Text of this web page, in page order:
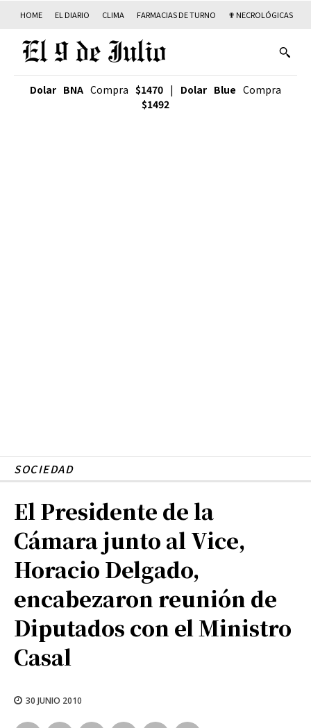
HOME EL DIARIO CLIMA FARMACIAS DE TURNO ✟ NECROLÓGICAS
Dolar BNA Compra $1470 | Dolar Blue Compra
$1492
SOCIEDAD
El Presidente de la
Cámara junto al Vice,
Horacio Delgado,
encabezaron reunión de
Diputados con el Ministro
Casal
30 JUNIO 2010